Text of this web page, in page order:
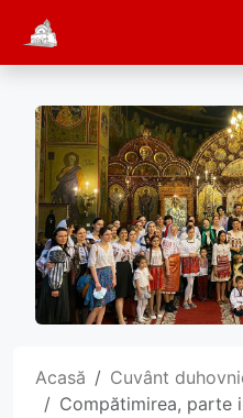
Acasă
Cuvânt
Compătimirea, parte